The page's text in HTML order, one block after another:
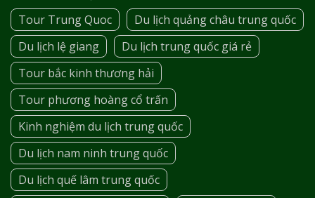
Tour Trung Quoc
Du lịch quảng châu trung quốc
Du lịch lệ giang
Du lịch trung quốc giá rẻ
Tour bắc kinh thương hải
Tour phương hoàng cổ trấn
Kinh nghiệm du lịch trung quốc
Du lịch nam ninh trung quốc
Du lịch quế lâm trung quốc